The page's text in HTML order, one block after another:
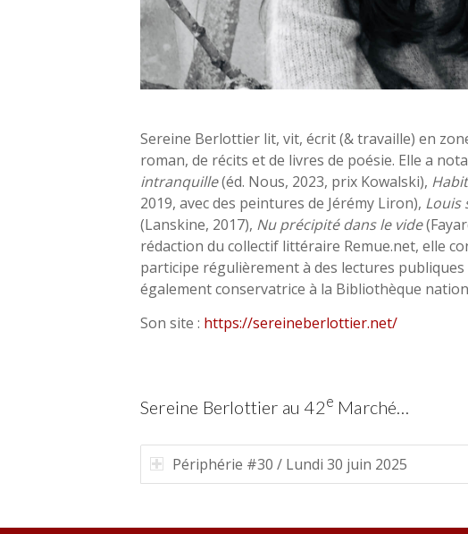
Sereine Berlottier lit, vit, écrit (& travaille) en
roman, de récits et de livres de poésie. Elle a
intranquille(éd. Nous, 2023, prix Kowalski),
2019, avec des peintures de Jérémy Liron), Louis
(Lanskine, 2017), Nu précipité dans le vide
rédaction du collectif littéraire Remue.net, elle
participe régulièrement à des lectures
également conservatrice à la Bibliothèque
Son site : https://sereineberlottier.net/
Sereine Berlottier au 42e Marché…
Périphérie #30 / Lundi 30 juin 2025